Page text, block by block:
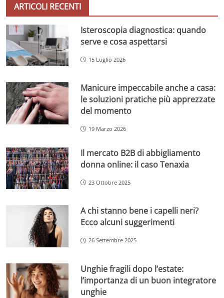
ARTICOLI RECENTI
Isteroscopia diagnostica: quando
serve e cosa aspettarsi
15 Luglio 2026
Manicure impeccabile anche a casa:
le soluzioni pratiche più apprezzate
del momento
19 Marzo 2026
Il mercato B2B di abbigliamento
donna online: il caso Tenaxia
23 Ottobre 2025
A chi stanno bene i capelli neri?
Ecco alcuni suggerimenti
26 Settembre 2025
Unghie fragili dopo l’estate:
l’importanza di un buon integratore
unghie